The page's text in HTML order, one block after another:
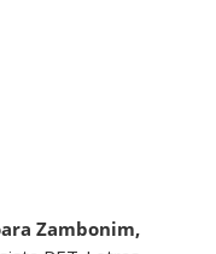
Zambonim,